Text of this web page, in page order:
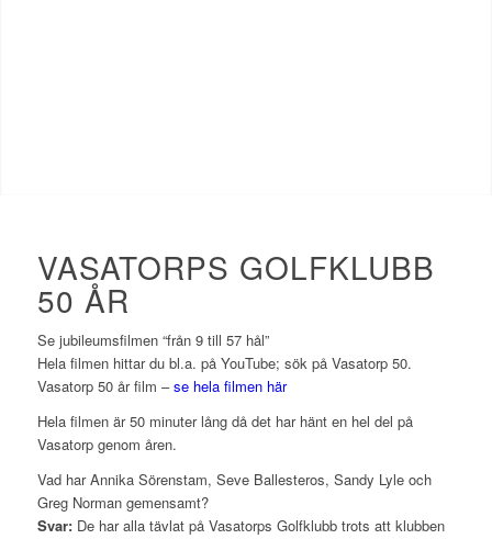
VASATORPS GOLFKLUBB
50 ÅR
Se jubileumsfilmen “från 9 till 57 hål”
Hela filmen hittar du bl.a. på YouTube; sök på Vasatorp 50.
Vasatorp 50 år film –se hela filmen här
Hela filmen är 50 minuter lång då det har hänt en hel del på
Vasatorp genom åren.
Vad har Annika Sörenstam, Seve Ballesteros, Sandy Lyle och
Greg Norman gemensamt?
Svar:De har alla tävlat på Vasatorps Golfklubb trots att klubben